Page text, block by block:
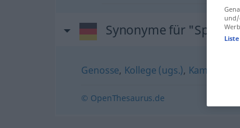
Synonyme für "Spezi"
Genosse, Kollege (ugs.), Kamerad
© OpenThesaurus.de
und/